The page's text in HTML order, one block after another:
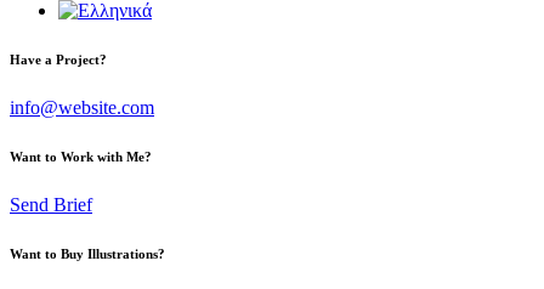
facebook-
linkedin
twitter-
Have a Project?
info@website.com
Want to Work with Me?
Send Brief
Want to Buy Illustrations?